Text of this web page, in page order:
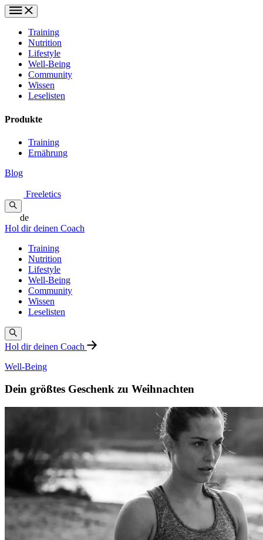
Training
Nutrition
Lifestyle
Well-Being
Community
Wissen
Leselisten
Produkte
Training
Ernährung
Blog
Freeletics
de
Hol dir deinen Coach
Training
Nutrition
Lifestyle
Well-Being
Community
Wissen
Leselisten
Hol dir deinen Coach
Well-Being
Dein größtes Geschenk zu Weihnachten